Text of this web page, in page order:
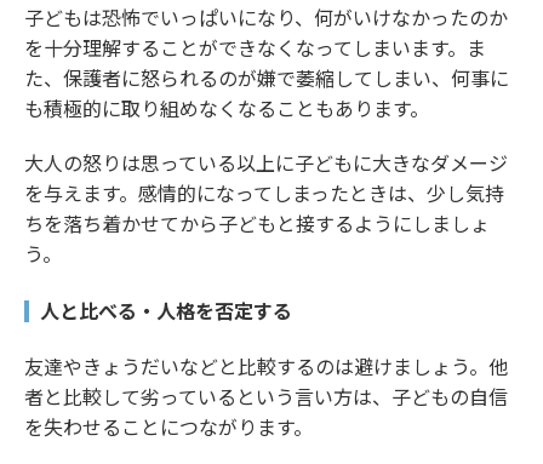
子どもは恐怖でいっぱいになり、何がいけなかったのか
を十分理解することができなくなってしまいます。ま
た、保護者に怒られるのが嫌で萎縮してしまい、何事に
も積極的に取り組めなくなることもあります。
大人の怒りは思っている以上に子どもに大きなダメージ
を与えます。感情的になってしまったときは、少し気持
ちを落ち着かせてから子どもと接するようにしましょ
う。
人と比べる・人格を否定する
友達やきょうだいなどと比較するのは避けましょう。他
者と比較して劣っているという言い方は、子どもの自信
を失わせることにつながります。